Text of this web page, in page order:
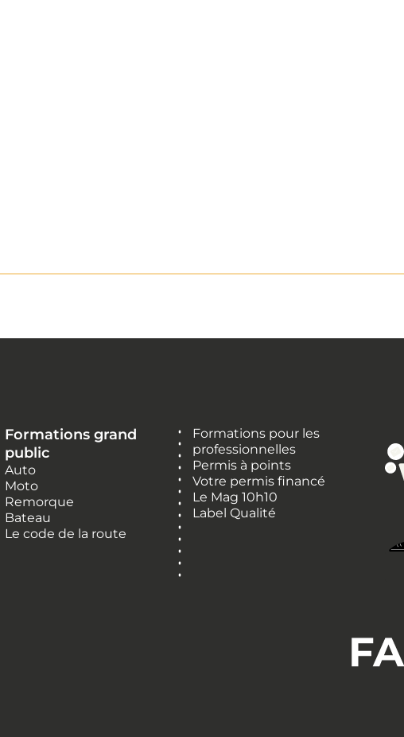
Formations grand
public
Auto
Moto
Remorque
Bateau
Le code de la route
Formations pour les
professionnelles
Permis à points
Votre permis financé
Le Mag 10h10
Label Qualité